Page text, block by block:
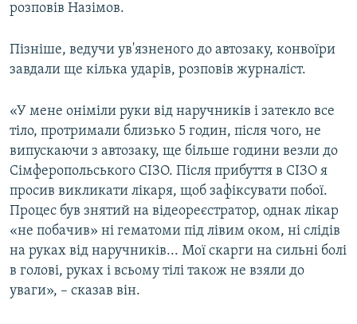
розповів Назімов.
Пізніше, ведучи ув'язненого до автозаку, конвоїри
завдали ще кілька ударів, розповів журналіст.
«У мене оніміли руки від наручників і затекло все
тіло, протримали близько 5 годин, після чого, не
випускаючи з автозаку, ще більше години везли до
Сімферопольського СІЗО. Після прибуття в СІЗО я
просив викликати лікаря, щоб зафіксувати побої.
Процес був знятий на відеореєстратор, однак лікар
«не побачив» ні гематоми під лівим оком, ні слідів
на руках від наручників... Мої скарги на сильні болі
в голові, руках і всьому тілі також не взяли до
уваги», – сказав він.